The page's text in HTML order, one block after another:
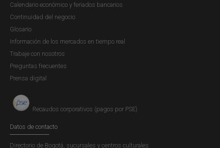
Calendario económico y feriados bancarios
Continuidad del negocio
Glosario
Información de los mercados en tiempo real
Trabaje con nosotros
Preguntas frecuentes
Prensa digital
Recaudos corporativos (pagos por PSE)
Datos de contacto
Directorio de Bogotá, sucursales y centros culturales